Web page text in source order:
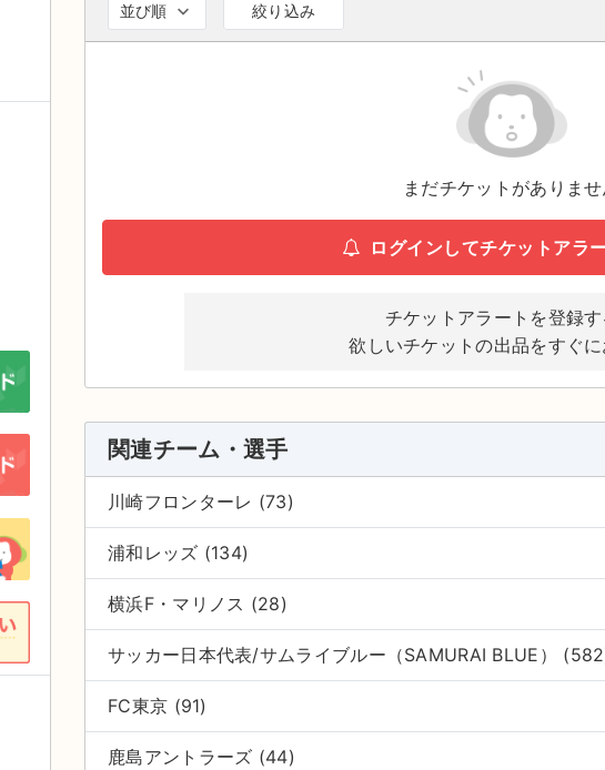
並び順 絞り込み
まだチケットがありませ
ログインしてチケットアラ
チケットアラートを登録す
欲しいチケットの出品をすぐ
関連チーム・選手
川崎フロンターレ (73)
浦和レッズ (134)
横浜F・マリノス (28)
サッカー日本代表/サムライブルー（SAMURAI BLUE）
FC東京 (91)
鹿島アントラーズ (44)